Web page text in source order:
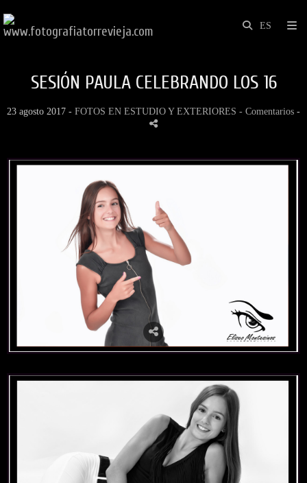
SESIÓN PAULA CELEBRANDO LOS 16
23 agosto 2017 - FOTOS EN ESTUDIO Y EXTERIORES - Comentarios -